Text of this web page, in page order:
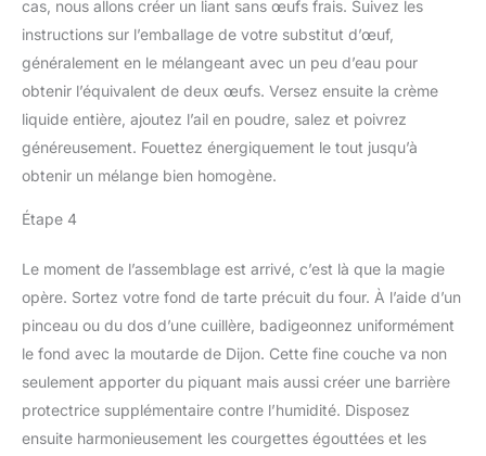
cas, nous allons créer un liant sans œufs frais. Suivez les
instructions sur l’emballage de votre substitut d’œuf,
généralement en le mélangeant avec un peu d’eau pour
obtenir l’équivalent de deux œufs. Versez ensuite la crème
liquide entière, ajoutez l’ail en poudre, salez et poivrez
généreusement. Fouettez énergiquement le tout jusqu’à
obtenir un mélange bien homogène.
Étape 4
Le moment de l’assemblage est arrivé, c’est là que la magie
opère. Sortez votre fond de tarte précuit du four. À l’aide d’un
pinceau ou du dos d’une cuillère, badigeonnez uniformément
le fond avec la moutarde de Dijon. Cette fine couche va non
seulement apporter du piquant mais aussi créer une barrière
protectrice supplémentaire contre l’humidité. Disposez
ensuite harmonieusement les courgettes égouttées et les